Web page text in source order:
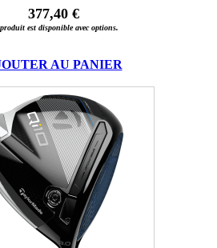
377,40 €
est disponible avec options.
AU PANIER